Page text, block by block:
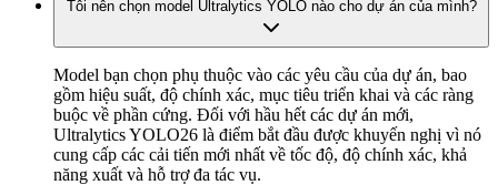
Tôi nên chọn model Ultralytics YOLO nào cho dự án của mình?
Model bạn chọn phụ thuộc vào các yêu cầu của dự án, bao
gồm hiệu suất, độ chính xác, mục tiêu triển khai và các ràng
buộc về phần cứng. Đối với hầu hết các dự án mới,
Ultralytics YOLO26 là điểm bắt đầu được khuyến nghị vì nó
cung cấp các cải tiến mới nhất về tốc độ, độ chính xác, khả
năng xuất và hỗ trợ đa tác vụ.